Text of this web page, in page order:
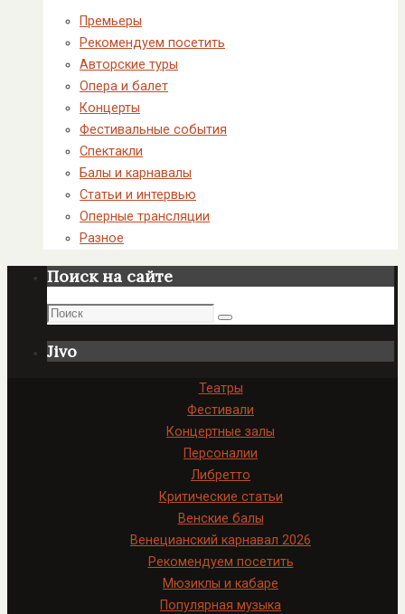
Премьеры
Рекомендуем посетить
Авторские туры
Опера и балет
Концерты
Фестивальные события
Спектакли
Балы и карнавалы
Статьи и интервью
Оперные трансляции
Разное
Поиск на сайте
Поиск
Поиск
Jivo
Театры
Фестивали
Концертные залы
Персоналии
Либретто
Критические статьи
Венские балы
Венецианский карнавал 2026
Рекомендуем посетить
Мюзиклы и кабаре
Популярная музыка